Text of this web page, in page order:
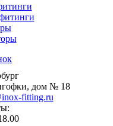
дом № 18
fitting.ru